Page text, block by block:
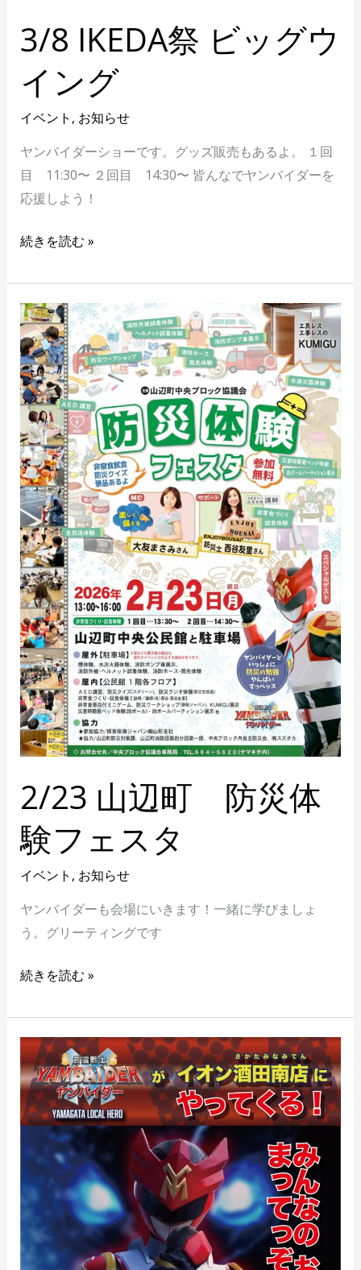
3/8 IKEDA祭 ビッグウ
イング
イベント , お知らせ
ヤンバイダーショーです。グッズ販売もあるよ。 １回
目 11:30〜 ２回目 14:30〜 皆んなでヤンバイダーを
応援しよう！
続きを読む »
2/23 山辺町 防災体
験フェスタ
イベント , お知らせ
ヤンバイダーも会場にいきます！一緒に学びましょ
う。グリーティングです
2/23
山
辺
町
防
災
体
験
フ
ェ
ス
タ
続きを読む »
1/4
イ
オ
ン
田
南
店
ニ